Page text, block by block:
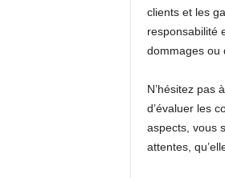
clients et les
responsabilité
dommages ou
N’hésitez pas
d’évaluer les
aspects, vous
attentes,